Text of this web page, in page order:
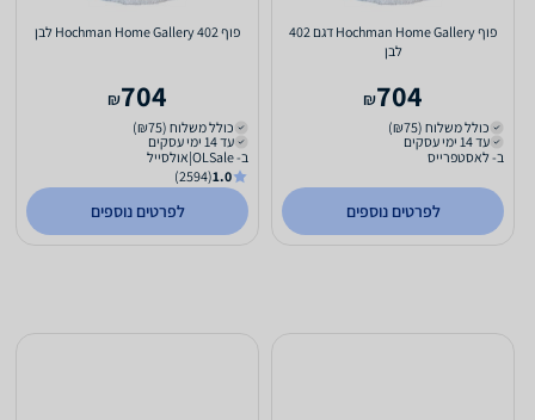
פוף Hochman Home Gallery דגם 402
לבן
704
₪
כולל משלוח (₪75)
עד 14 ימי עסקים
ב- לאסטפרייס
לפרטים נוספים
פוף Hochman Home Gallery 402 לבן
704
₪
כולל משלוח (₪75)
עד 14 ימי עסקים
ב- OLSale|אולסייל
1.0
(2594)
לפרטים נוספים